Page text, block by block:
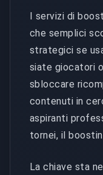
I servizi di
che semplici
strategici se
siate giocatori
sbloccare
contenuti in
aspiranti
tornei, il
La chiave sta